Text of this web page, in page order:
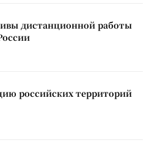
дистанционной работы
российских территорий